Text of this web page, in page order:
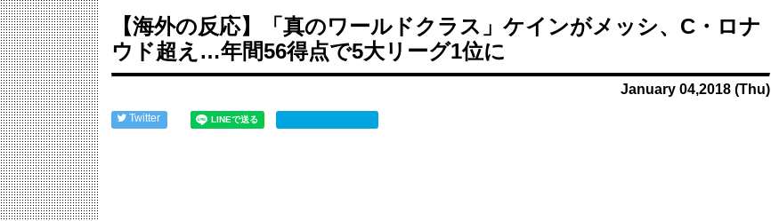
中国人「サッカー日本代表、9月の親善試合の相手が...
中国人「サッカー日本代表、9月の親善試合の相手が...
村上宗隆がグリーンモンスター内部にサインを残す様...
Powered by livedoor 相互RSS
本田圭佑のW杯と移民問題に関する投稿に批判殺到 ...
セレッソ大阪がFCザンクトパウリからMFジャクソ...
...
Powered by livedoor 相互RSS
【海外の反応】「真のワールドクラス」ケインがメッシ、C・ロナ
ウド超え…年間56得点で5大リーグ1位に
January 04,2018 (Thu)
Twitter